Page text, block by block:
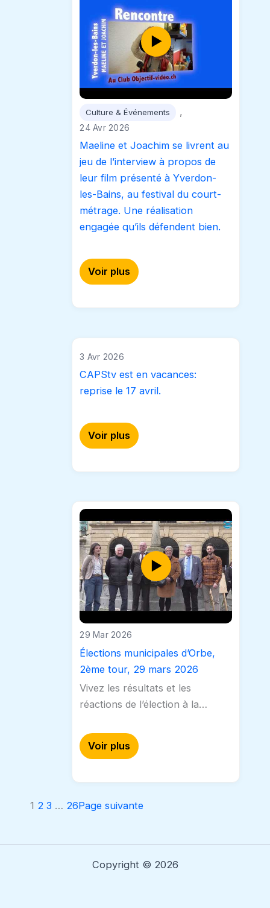
Culture & Événements ,
24 Avr 2026
Maeline et Joachim se livrent au
jeu de l’interview à propos de
leur film présenté à Yverdon-
les-Bains, au festival du court-
métrage. Une réalisation
engagée qu’ils défendent bien.
Voir plus
3 Avr 2026
CAPStv est en vacances:
reprise le 17 avril.
Voir plus
29 Mar 2026
Élections municipales d’Orbe,
2ème tour, 29 mars 2026
Vivez les résultats et les
réactions de l’élection à la
suivi les résultats du second
tour, que vous pouvez
Voir plus
1 2 3 … 26Page suivante
Copyright © 2026